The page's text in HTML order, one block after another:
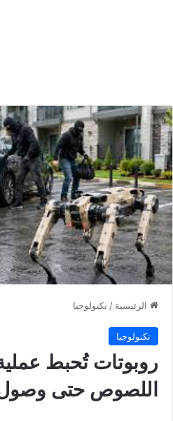
الرئيسية /تكنولوجيا
تكنولوجيا
روبوتات تُحبط
اللصوص حتى